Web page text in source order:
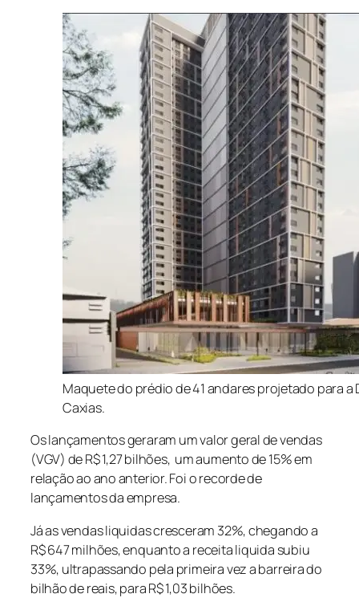
Maquete do prédio de 41 andares projetado para a
Caxias.
Os lançamentos geraram um valor geral de vendas
(VGV) de R$ 1,27 bilhões, um aumento de 15% em
relação ao ano anterior. Foi o recorde de
lançamentos da empresa.
Já as vendas liquidas cresceram 32%, chegando a
R$ 647 milhões, enquanto a receita liquida subiu
33%, ultrapassando pela primeira vez a barreira do
bilhão de reais, para R$ 1,03 bilhões.